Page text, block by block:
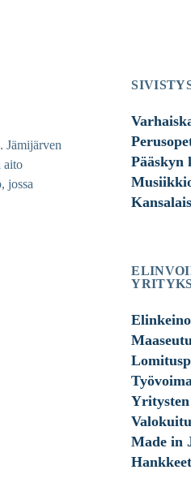
Jämijärven
aito
jossa
Pääskyn
Made in
Hankkeet